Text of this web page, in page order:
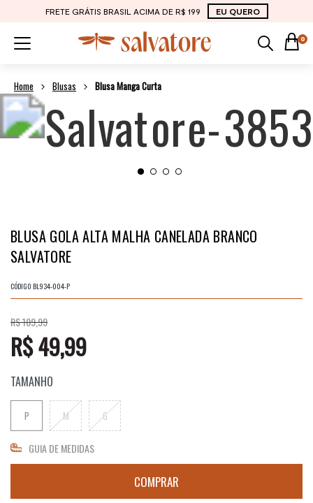
FRETE GRÁTIS BRASIL ACIMA DE R$ 199 EU QUERO
0
Blusas Blusa Manga Curta
BLUSA GOLA ALTA MALHA CANELADA BRANCO
SALVATORE
CÓDIGO BL934-004-P
R$ 109,99
R$ 49,99
TAMANHO
P M G
GUIA DE MEDIDAS